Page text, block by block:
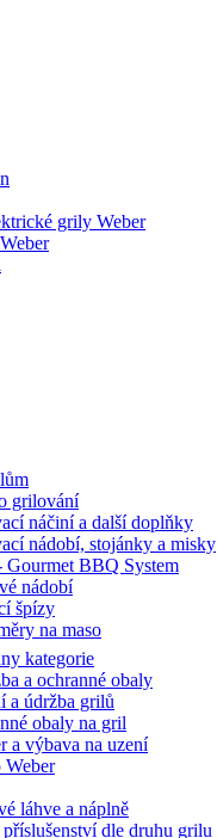
grily Weber
grilování
náčiní a další doplňky
nádobí, stojánky a misky
Gourmet BBQ System
nádobí
špízy
na maso
kategorie
a ochranné obaly
a údržba grilů
obaly na gril
a výbava na uzení
Weber
láhve a náplně
dle druhu grilu